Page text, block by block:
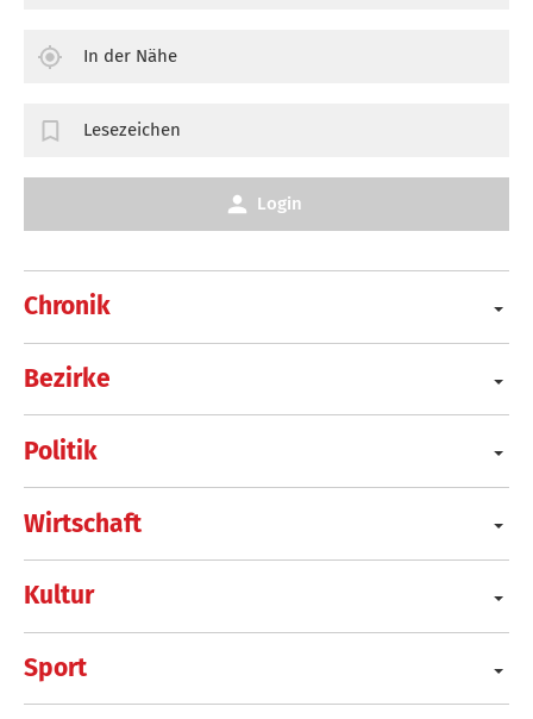
Chronik
Bezirke
Politik
Wirtschaft
Kultur
Sport
In der Nähe
Lesezeichen
Login